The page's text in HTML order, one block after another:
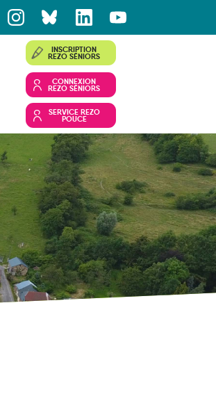
INSCRIPTION
REZO SÉNIORS
CONNEXION
REZO SÉNIORS
SERVICE REZO
POUCE